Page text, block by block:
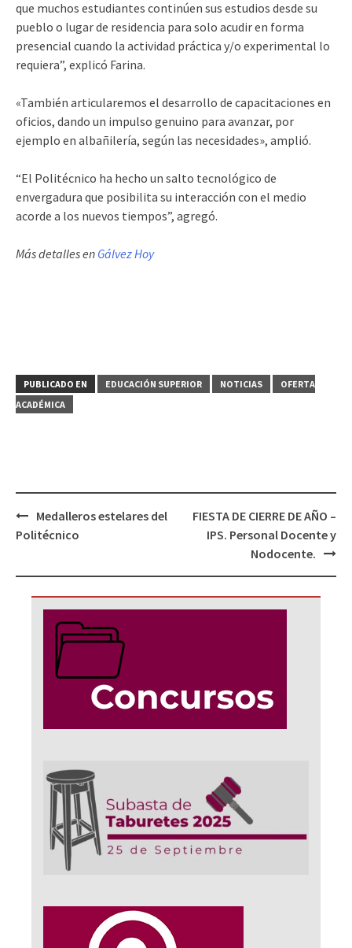
que muchos estudiantes continúen sus estudios desde su
pueblo o lugar de residencia para solo acudir en forma
presencial cuando la actividad práctica y/o experimental lo
requiera”, explicó Farina.
«También articularemos el desarrollo de capacitaciones en
oficios, dando un impulso genuino para avanzar, por
ejemplo en albañilería, según las necesidades», amplió.
“El Politécnico ha hecho un salto tecnológico de
envergadura que posibilita su interacción con el medio
acorde a los nuevos tiempos”, agregó.
Más detalles en Gálvez Hoy
PUBLICADO EN EDUCACIÓN SUPERIOR NOTICIAS
OFERTA
ACADÉMICA
Navegación
de
Medalleros estelares del
Politécnico
FIESTA DE CIERRE DE AÑO –
IPS. Personal Docente y
Nodocente.